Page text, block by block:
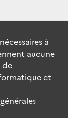
à
aucune
de
et